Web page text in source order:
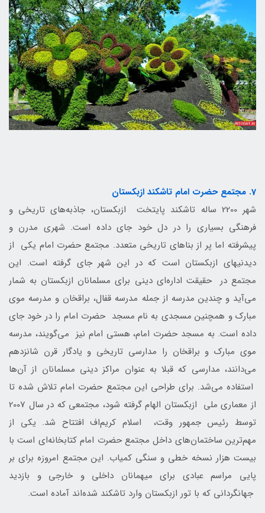
7. مجتمع حضرت امام تاشکند ازبکستان
شهر 2200 ساله تاشکند پایتخت ازبکستان، جاذبه‌های تاریخی و
فرهنگی بسیاری را در دل خود جای داده است. شهری مدرن و
پیشرفته اما پر از بناهای تاریخی متعدد. مجتمع حضرت امام یکی از
دیدنی‎های ازبکستان است که در این شهر جای گرفته است. این
مجتمع در حقیقت اداره‌ای دینی برای مسلمانان ازبکستان به شمار
می‌آید و چندین مدرسه از جمله مدرسه قفال، براقخان و مدرسه موی
مبارک و همچنین مسجدی به نام مسجد حضرت امام را در خود جای
داده است. به مسجد حضرت امام، هستی امام نیز می‌گویند، مدرسه
موی مبارک و براقخان را مدارسی تاریخی و یادگار قرن شانزدهم
می‌دانند، مدارسی که قبلا به عنوان مراکز دینی مسلمانان از آن‌ها
استفاده می‌شد. برای طراحی این مجتمع حضرت امام تلاش شده تا
از معماری ملی ازبکستان الهام گرفته شود، مجتمعی که در سال 2007
توسط رئیس جمهور وقت، اسلام کریم‌اف افتتاح شد. یکی از
مهم‌ترین ساختمان‌های داخل مجتمع حضرت امام کتابخانه‌ای است با
بیست هزار نسخه خطی و سنگی کمیاب. این مجتمع امروزه برای بر
پایی مراسم عبادی برای میهمانان داخلی و خارجی و بازدید
جهانگردانی که با تور ازبکستان وارد تاشکند شده‌اند آماده است.